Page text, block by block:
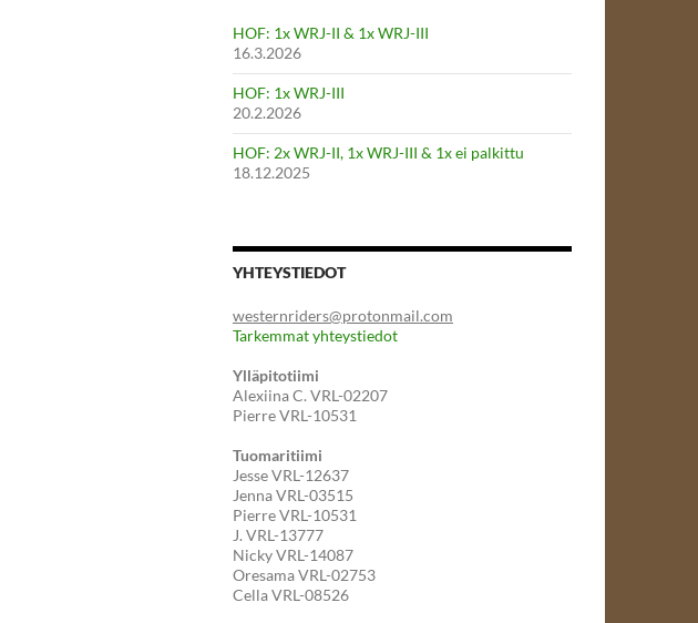
HOF: 1x WRJ-II & 1x WRJ-III
16.3.2026
HOF: 1x WRJ-III
20.2.2026
HOF: 2x WRJ-II, 1x WRJ-III & 1x ei palkittu
18.12.2025
YHTEYSTIEDOT
westernriders@protonmail.com
Tarkemmat yhteystiedot
Ylläpitotiimi
Alexiina C. VRL-02207
Pierre VRL-10531
Tuomaritiimi
Jesse VRL-12637
Jenna VRL-03515
Pierre VRL-10531
J. VRL-13777
Nicky VRL-14087
Oresama VRL-02753
Cella VRL-08526